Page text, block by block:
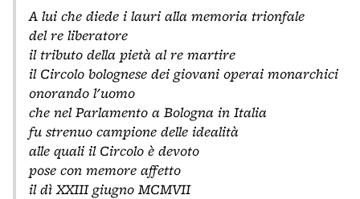
A lui che diede i lauri alla memoria trionfale
del re liberatore
il tributo della pietà al re martire
il Circolo bolognese dei giovani operai monarchici
onorando l'uomo
che nel Parlamento a Bologna in Italia
fu strenuo campione delle idealità
alle quali il Circolo è devoto
pose con memore affetto
il dì XXIII giugno MCMVII